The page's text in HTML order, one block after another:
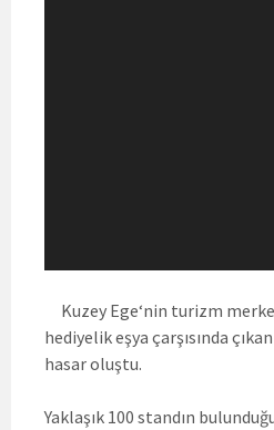
Kuzey Ege‘nin turizm
hediyelik eşya çarşısında
hasar oluştu.
Yaklaşık 100 standın